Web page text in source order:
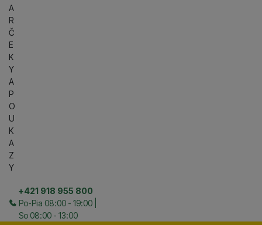
A
R
Č
E
K
Y
A
P
O
U
K
A
Z
Y
+421 918 955 800
Po-Pia 08:00 - 19:00 |
So 08:00 - 13:00